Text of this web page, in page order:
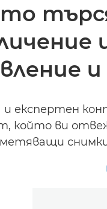
и експертен
който ви
снимки